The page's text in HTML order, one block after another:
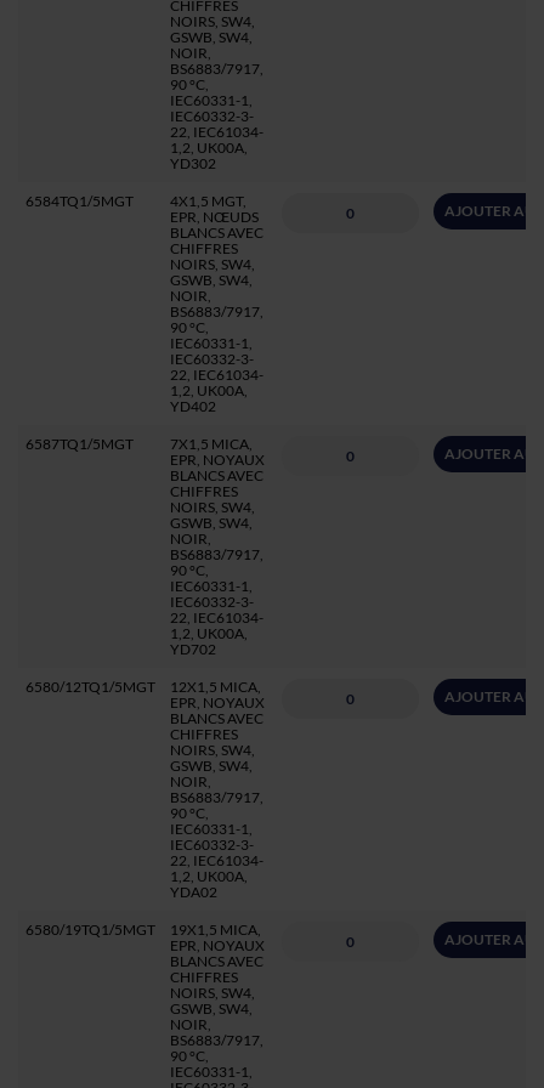
CHIFFRES
NOIRS, SW4,
GSWB, SW4,
NOIR,
BS6883/7917,
90 °C,
IEC60331-1,
IEC60332-3-
22, IEC61034-
1,2, UK00A,
YD302
6584TQ1/5MGT
4X1,5 MGT,
EPR, NŒUDS
BLANCS AVEC
CHIFFRES
NOIRS, SW4,
GSWB, SW4,
NOIR,
BS6883/7917,
90 °C,
IEC60331-1,
IEC60332-3-
22, IEC61034-
1,2, UK00A,
YD402
AJOUTER AU
6587TQ1/5MGT
7X1,5 MICA,
EPR, NOYAUX
BLANCS AVEC
CHIFFRES
NOIRS, SW4,
GSWB, SW4,
NOIR,
BS6883/7917,
90 °C,
IEC60331-1,
IEC60332-3-
22, IEC61034-
1,2, UK00A,
YD702
AJOUTER AU
6580/12TQ1/5MGT
12X1,5 MICA,
EPR, NOYAUX
BLANCS AVEC
CHIFFRES
NOIRS, SW4,
GSWB, SW4,
NOIR,
BS6883/7917,
90 °C,
IEC60331-1,
IEC60332-3-
22, IEC61034-
1,2, UK00A,
YDA02
AJOUTER AU
6580/19TQ1/5MGT
19X1,5 MICA,
EPR, NOYAUX
BLANCS AVEC
CHIFFRES
NOIRS, SW4,
GSWB, SW4,
NOIR,
BS6883/7917,
90 °C,
IEC60331-1,
AJOUTER AU